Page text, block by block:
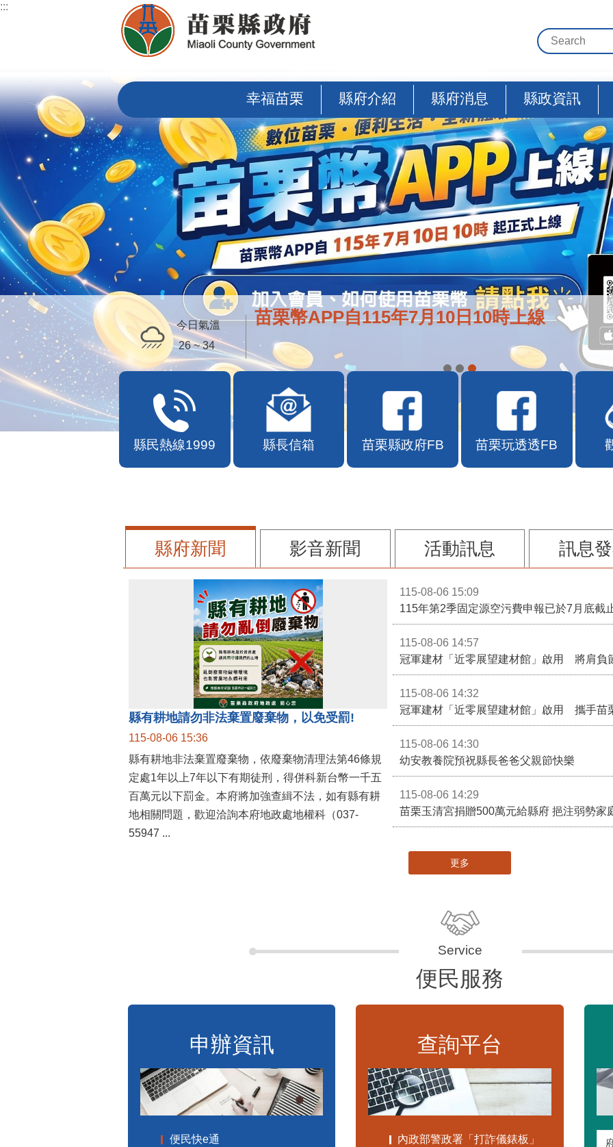
跳到主要內容區塊
:::
幸福苗栗 縣府介紹 縣府消息 縣政資訊
苗栗幣APP自115年7月10日10時上線
今日氣溫
26 ~ 34
縣民熱線1999 縣長信箱 苗栗縣政府FB 苗栗玩透透FB
縣府新聞 影音新聞 活動訊息 訊息
縣有耕地請勿非法棄置廢棄物，以免受罰!
115-08-06 15:36
縣有耕地非法棄置廢棄物，依廢棄物清理法第46條規
定處1年以上7年以下有期徒刑，得併科新台幣一千五
百萬元以下罰金。本府將加強查緝不法，如有縣有耕
地相關問題，歡迎洽詢本府地政處地權科（037-
55947 ...
115-08-06 15:09
115-08-06 14:57
冠軍建材「近零展望建材館」啟用 將肩負
115-08-06 14:32
冠軍建材「近零展望建材館」啟用 攜手苗
115-08-06 14:30
幼安教養院預祝縣長爸爸父親節快樂
115-08-06 14:29
苗栗玉清宮捐贈500萬元給縣府 挹注弱勢家
更多
便民服務
申辦資訊
便民快e通
查詢平台
內政部警政署「打詐儀錶板」